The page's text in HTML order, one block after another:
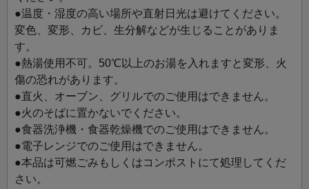
●温度・湿度の高い場所や直射日光は避けてください。
変色、変形、カビ、生分解などが生じることがありま
す。
●熱湯使用不可。50℃以上のお湯を入れますと変形、火
傷の恐れがあります。
●直火、オーブン、グリルでのご使用はできません。
●火のそばに置かないでください。
●食器洗浄機・食器乾燥機でのご使用はできません。
●電子レンジでのご使用はできません。
●本品は可燃ごみもしくはコンポストにて処理してくだ
さい。